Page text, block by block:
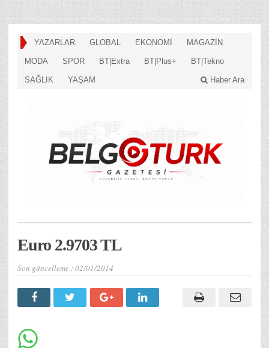
YAZARLAR GLOBAL EKONOMİ MAGAZİN
MODA SPOR BT|Extra BT|Plus+ BT|Tekno
SAĞLIK YAŞAM Haber Ara
Euro 2.9703 TL
Son güncelleme :02/01/2014